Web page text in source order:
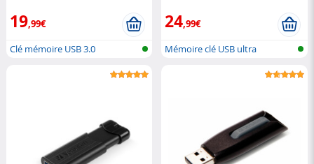
19,99€
Clé mémoire USB 3.0
24,99€
Mémoire clé USB ultra